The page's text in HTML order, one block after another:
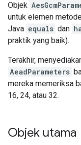
Objek
untuk elemen
Java equals dan
praktik yang baik).
Terakhir,
AeadParameters
mereka memeriksa
16, 24, atau 32.
Objek utama